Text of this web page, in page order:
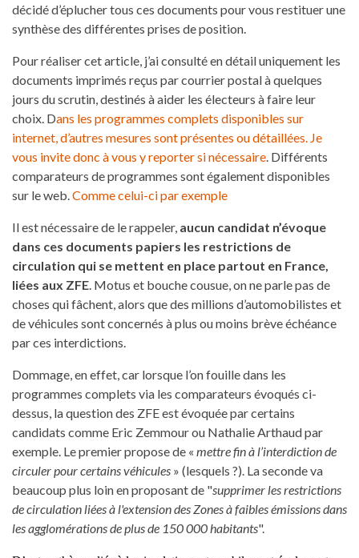
décidé d’éplucher tous ces documents pour vous restituer une
synthèse des différentes prises de position.
Pour réaliser cet article, j’ai consulté en détail uniquement les
documents imprimés reçus par courrier postal à quelques
jours du scrutin, destinés à aider les électeurs à faire leur
choix. Dans les programmes complets disponibles sur
internet, d’autres mesures sont présentes ou détaillées. Je
vous invite donc à vous y reporter si nécessaire. Différents
comparateurs de programmes sont également disponibles
sur le web.Comme celui-ci par exemple
Il est nécessaire de le rappeler, aucun candidat n’évoque
dans ces documents papiers les restrictions de
circulation qui se mettent en place partout en France,
liées aux ZFE. Motus et bouche cousue, on ne parle pas de
choses qui fâchent, alors que des millions d’automobilistes et
de véhicules sont concernés à plus ou moins brève échéance
par ces interdictions.
Dommage, en effet, car lorsque l’on fouille dans les
programmes complets via les comparateurs évoqués ci-
dessus, la question des ZFE est évoquée par certains
candidats comme Eric Zemmour ou Nathalie Arthaud par
exemple. Le premier propose de « mettre fin à l’interdiction de
circuler pour certains véhicules » (lesquels ?). La seconde va
beaucoup plus loin en proposant de "supprimer les restrictions
de circulation liées à l'extension des Zones à faibles émissions dans
les agglomérations de plus de 150 000 habitants".